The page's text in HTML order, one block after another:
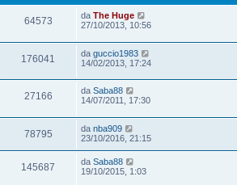
64573 da The Huge
27/10/2013, 10:56
176041 da guccio1983
14/02/2013, 17:24
27166 da Saba88
14/07/2011, 17:30
78795 da nba909
23/10/2016, 21:15
145687 da Saba88
19/10/2015, 1:03